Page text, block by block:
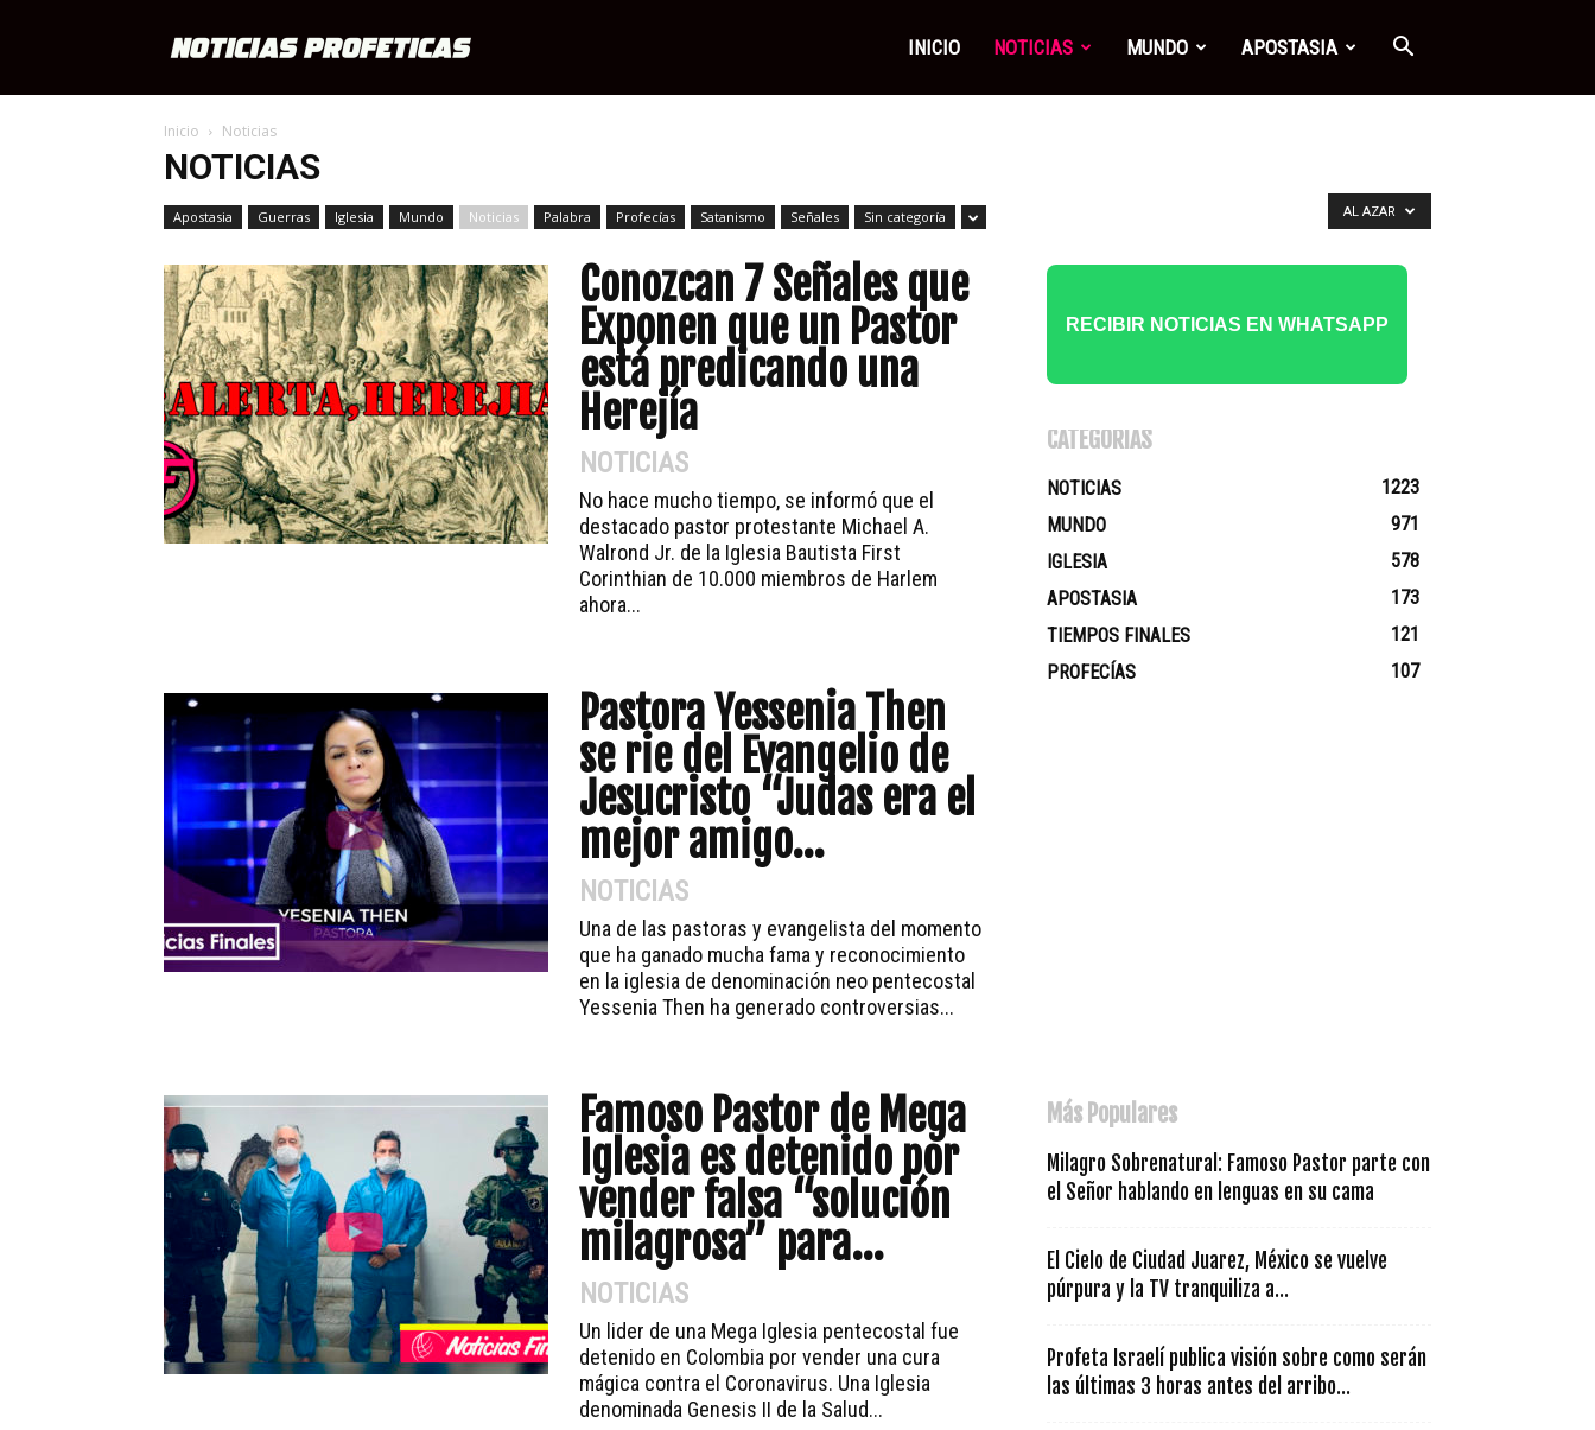
INICIO NOTICIAS MUNDO APOSTASIA
Inicio Noticias
NOTICIAS
Apostasia Guerras Iglesia Mundo Noticias Palabra Profecías Satanismo Señales Sin categoría AL AZAR
Conozcan 7 Señales que
Exponen que un Pastor
está predicando una
Herejía
NOTICIAS
No hace mucho tiempo, se informó que el
destacado pastor protestante Michael A.
Walrond Jr. de la Iglesia Bautista First
Corinthian de 10.000 miembros de Harlem
ahora...
Pastora Yessenia Then
se rie del Evangelio de
Jesucristo “Judas era el
mejor amigo...
NOTICIAS
Una de las pastoras y evangelista del momento
que ha ganado mucha fama y reconocimiento
en la iglesia de denominación neo pentecostal
Yessenia Then ha generado controversias...
Famoso Pastor de Mega
Iglesia es detenido por
vender falsa “solución
milagrosa” para...
NOTICIAS
Un lider de una Mega Iglesia pentecostal fue
detenido en Colombia por vender una cura
mágica contra el Coronavirus. Una Iglesia
denominada Genesis II de la Salud...
RECIBIR NOTICIAS EN WHATSAPP
CATEGORÍAS
NOTICIAS
1223
MUNDO
971
IGLESIA
578
APOSTASIA
173
TIEMPOS FINALES
121
PROFECÍAS
107
Más Populares
Milagro Sobrenatural: Famoso Pastor parte con
el Señor hablando en lenguas en su cama
El Cielo de Ciudad Juarez, México se vuelve
púrpura y la TV tranquiliza a...
Profeta Israelí publica visión sobre como serán
las últimas 3 horas antes del arribo...